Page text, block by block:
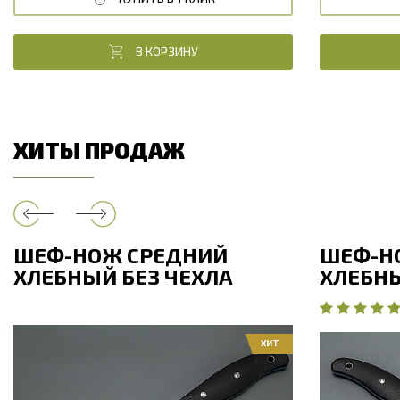
В КОРЗИНУ
ХИТЫ ПРОДАЖ
ШЕФ-НОЖ СРЕДНИЙ
ХЛЕБНЫЙ БЕЗ ЧЕХЛА
280
ХИТ
ШЕФ-
Общая